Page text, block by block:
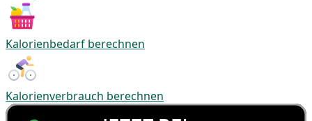
Kalorienbedarf berechnen
Kalorienverbrauch berechnen